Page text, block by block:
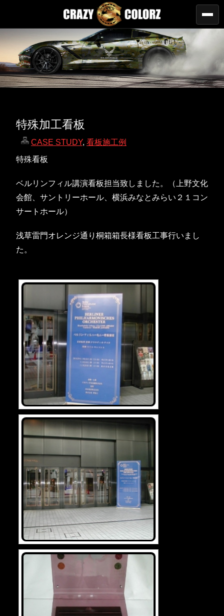
特殊加工看板
CASE STUDY, 看板施工例
特殊看板
ベルリンフィル講演看板担当致しました。（上野文化
会館、サントリーホール、横浜みなとみらい２１コン
サートホール）
浅草雷門オレンジ通り桐箱箱長様看板工事行いまし
た。